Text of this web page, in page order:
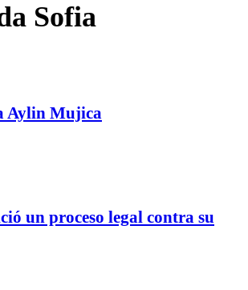
Sofia
Aylin Mujica
un proceso legal contra su